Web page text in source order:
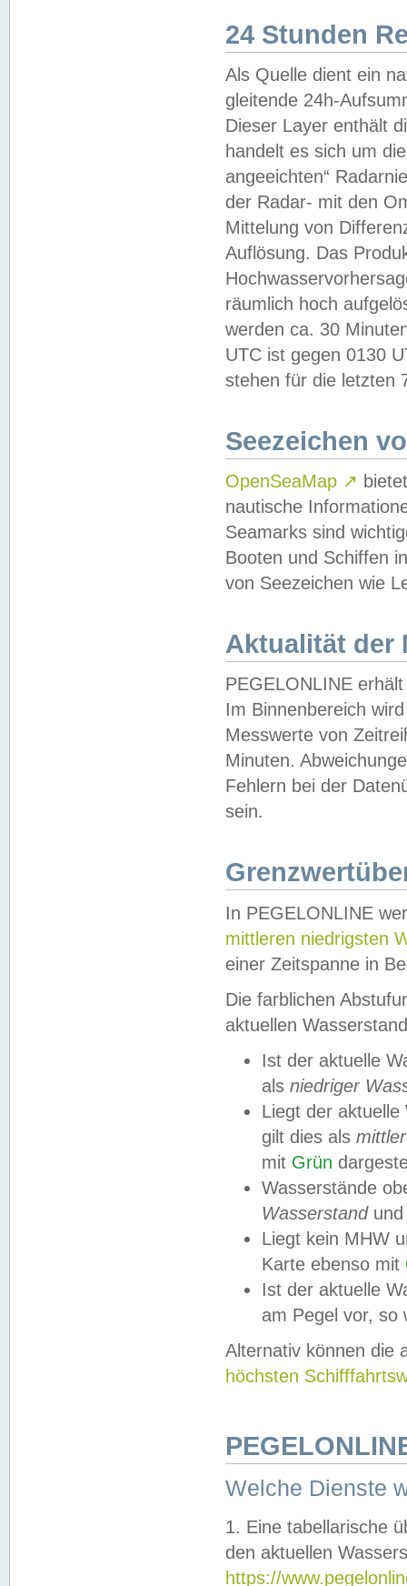
24 Stunden
Als Quelle dient ein
gleitende 24h-
Dieser Layer enthält
handelt es sich um
angeeichten“
der Radar- mit den
Mittelung von
Auflösung. Das
räumlich hoch
werden ca. 30
UTC ist gegen 0130
stehen für die letzten
Seezeichen
OpenSeaMap ↗
nautische
Seamarks sind
Booten und Schiffen
von Seezeichen wie
Aktualität der
PEGELONLINE
Im Binnenbereich
Messwerte von
Minuten.
Fehlern bei der
sein.
In PEGELONLINE
mittleren niedrigsten
einer Zeitspanne in
Die farblichen
aktuellen
Ist der aktuelle
als niedriger
Liegt der
gilt dies als
mit Grün
Wasserstände
Wasserstandund
Liegt kein MHW
Karte ebenso mit
Ist der aktuelle
am Pegel vor,
Alternativ können die
höchsten
Welche Dienste
1. Eine tabellarische
den aktuellen
https://